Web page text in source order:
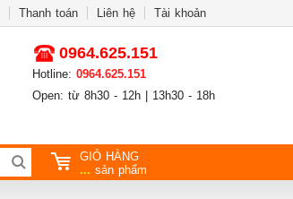
Thanh toán Liên hệ Tài khoản
0964.625.151
Hotline: 0964.625.151
Open: từ 8h30 - 12h | 13h30 - 18h
GIỎ HÀNG
... sản phẩm